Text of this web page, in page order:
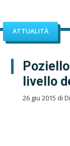
ATTUALITÀ
livello
26 giu 2015 di